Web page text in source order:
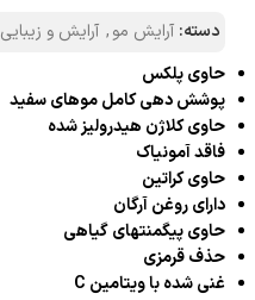
دسته: آرایش مو, آرایش و زیبایی
حاوی پلکس
پوشش دهی کامل موهای سفید
حاوی کلاژن هیدرولیز شده
فاقد آمونیاک
حاوی کراتین
دارای روغن آرگان
حاوی پیگمنتهای گیاهی
حذف قرمزی
غنی شده با ویتامین C